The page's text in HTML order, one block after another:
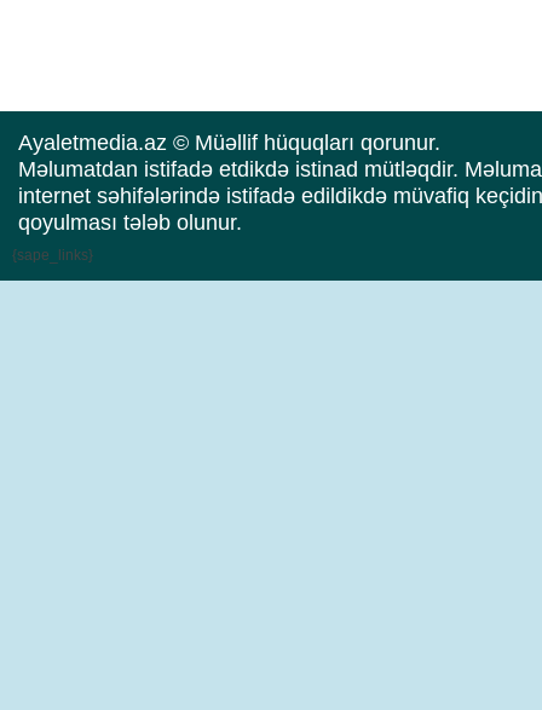
Ayaletmedia.az © Müəllif hüquqları qorunur.
Məlumatdan istifadə etdikdə istinad mütləqdir.
internet səhifələrində istifadə edildikdə müvafiq keçidin
qoyulması tələb olunur.
{sape_links}